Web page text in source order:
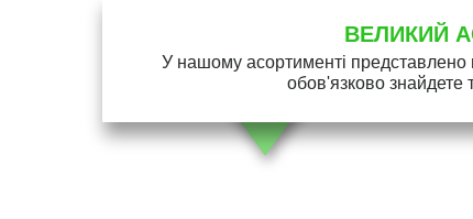
ВЕЛИКИЙ
У нашому асортименті представлено
обов'язково знайдете